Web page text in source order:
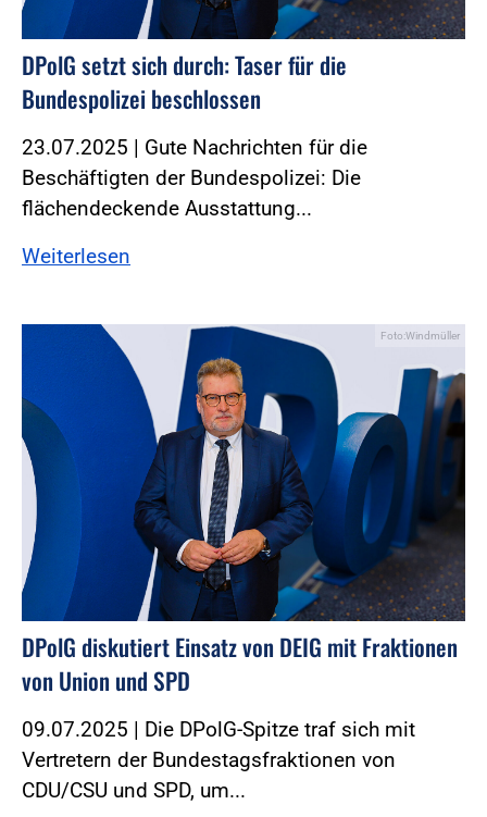
DPolG setzt sich durch: Taser für die
Bundespolizei beschlossen
23.07.2025 | Gute Nachrichten für die
Beschäftigten der Bundespolizei: Die
flächendeckende Ausstattung...
Weiterlesen
Foto:Windmüller
DPolG diskutiert Einsatz von DEIG mit Fraktionen
von Union und SPD
09.07.2025 | Die DPolG-Spitze traf sich mit
Vertretern der Bundestagsfraktionen von
CDU/CSU und SPD, um...